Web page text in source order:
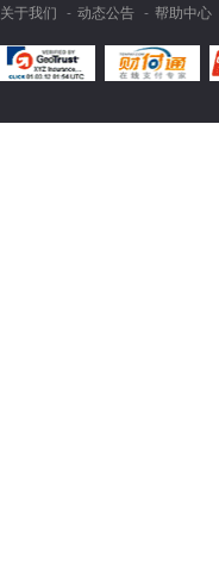
关于我们 动态公告 帮助中心